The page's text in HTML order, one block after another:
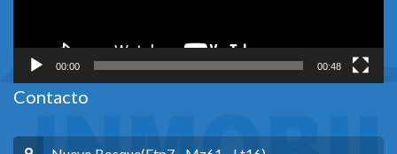
00:00 00:48
Contacto